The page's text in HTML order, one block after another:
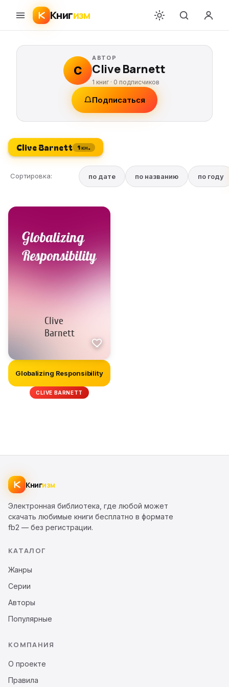
Книгизм
C
АВТОР
Clive Barnett
1 книг ·0 подписчиков
Подписаться
Clive Barnett 1 кн.
Сортировка: по дате по названию по году
Globalizing Responsibility
CLIVE BARNETT
Книгизм
Электронная библиотека, где любой может
скачать любимые книги бесплатно в формате
fb2 — без регистрации.
КАТАЛОГ
Жанры
Серии
Авторы
Популярные
КОМПАНИЯ
О проекте
Правила